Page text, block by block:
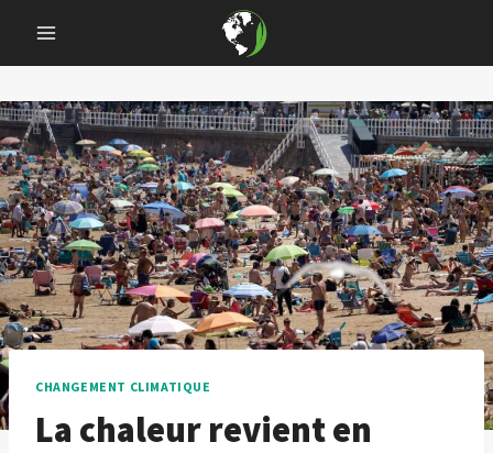
content
CHANGEMENT CLIMATIQUE
La chaleur revient en